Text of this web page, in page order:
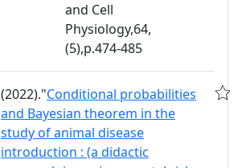
and Cell
Physiology,64,
(5),p.474-485
(2022)."Conditional probabilities
and Bayesian theorem in the
study of animal disease
introduction : (a didactic